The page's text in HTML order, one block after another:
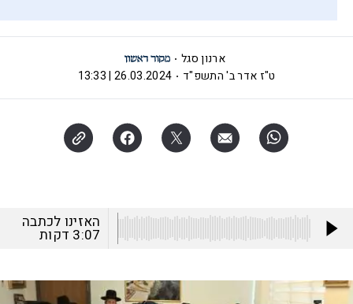
ארנון סגל
ט"ז אדר ב' התשפ"ד
26.03.2024 | 13:33
האזינו לכתבה
3:07 דקות